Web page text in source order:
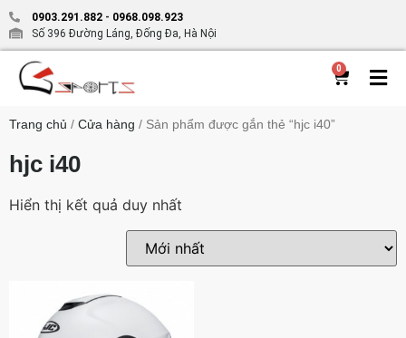
0903.291.882 - 0968.098.923
Số 396 Đường Láng, Đống Đa, Hà Nội
0
Trang chủ / Cửa hàng / Sản phẩm được gắn thẻ “hjc i40”
hjc i40
Hiển thị kết quả duy nhất